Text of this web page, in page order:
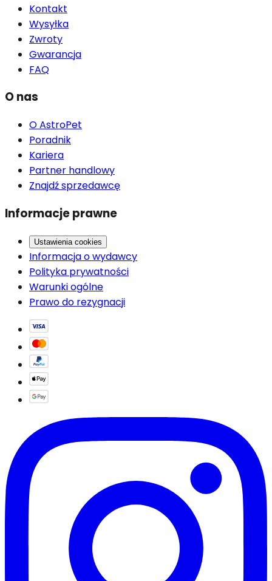
Kontakt
Wysyłka
Zwroty
Gwarancja
FAQ
O nas
O AstroPet
Poradnik
Kariera
Partner handlowy
Znajdź sprzedawcę
Informacje prawne
Ustawienia cookies
Informacja o wydawcy
Polityka prywatności
Warunki ogólne
Prawo do rezygnacji